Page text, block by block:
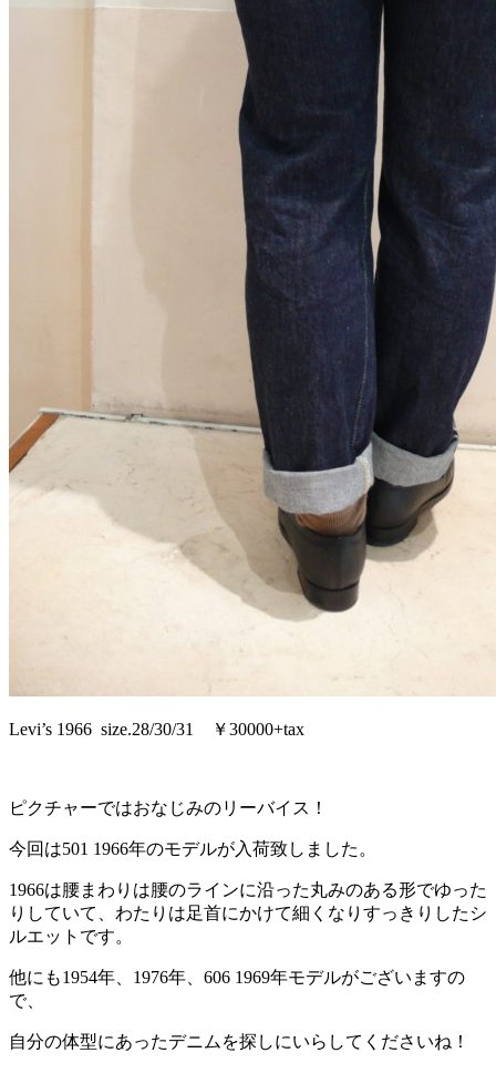
Levi’s 1966 size.28/30/31 ￥30000+tax
ピクチャーではおなじみのリーバイス！
今回は501 1966年のモデルが入荷致しました。
1966は腰まわりは腰のラインに沿った丸みのある形でゆった
りしていて、わたりは足首にかけて細くなりすっきりしたシ
ルエットです。
他にも1954年、1976年、606 1969年モデルがございますの
で、
自分の体型にあったデニムを探しにいらしてくださいね！